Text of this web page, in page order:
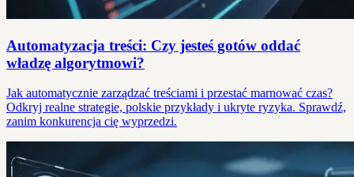
Automatyzacja treści: Czy jesteś gotów oddać
władzę algorytmowi?
Jak automatycznie zarządzać treściami i przestać marnować czas?
Odkryj realne strategie, polskie przykłady i ukryte ryzyka. Sprawdź,
zanim konkurencja cię wyprzedzi.